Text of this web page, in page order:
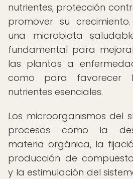
nutrientes, protección
promover su
una microbiota
fundamental para
las plantas a
como para favorecer
nutrientes esenciales.
Los microorganismos del
procesos como la
materia orgánica, la
producción de
y la estimulación del